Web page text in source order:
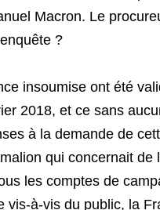
Macron. Le
?
insoumise ont été
2018, et ce sans
à la demande de
qui concernait de
les comptes de
à-vis du public, la